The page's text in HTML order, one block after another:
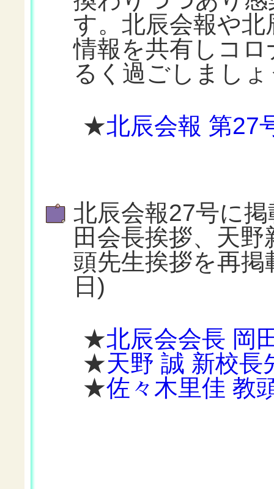
す。北辰会報や
情報を共有しコ
るく過ごしまし
★北辰会報 第27
北辰会報27号に
田会長挨拶、天
頭先生挨拶を再
日)
★北辰会会長 岡
★天野 誠 新校長
★佐々木里佳 教